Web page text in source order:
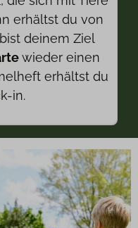
erhältst du von
deinem Ziel
wieder einen
erhältst du
in.